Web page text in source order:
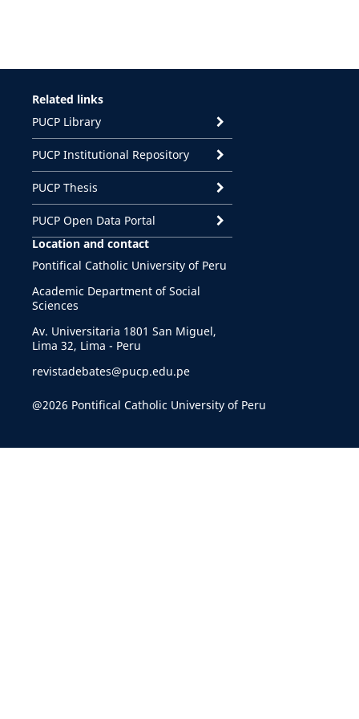
Related links
PUCP Library
PUCP Institutional Repository
PUCP Thesis
PUCP Open Data Portal
Location and contact
Pontifical Catholic University of Peru
Academic Department of Social
Sciences
Av. Universitaria 1801 San Miguel,
Lima 32, Lima - Peru
revistadebates@pucp.edu.pe
@2026 Pontifical Catholic University of Peru